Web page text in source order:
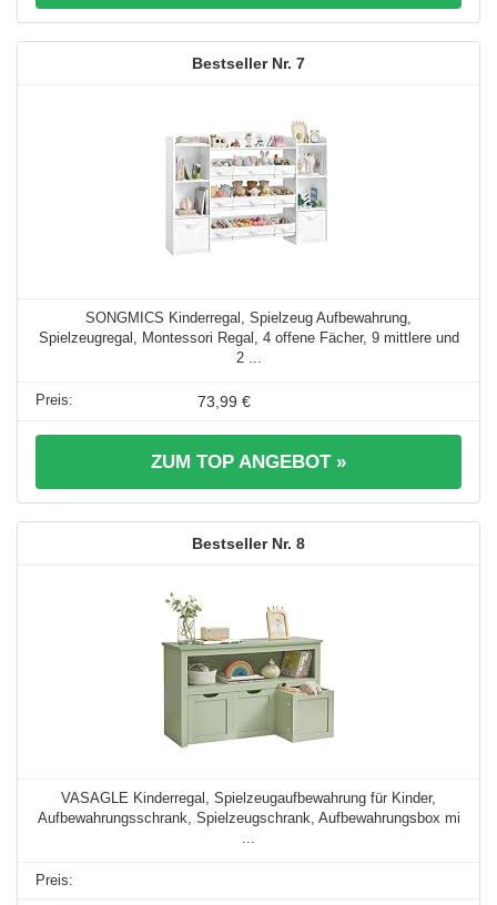
7
SONGMICS Kinderregal, Spielzeug Aufbewahrung,
Spielzeugregal, Montessori Regal, 4 offene Fächer, 9 mittlere und
2 ...
73,99 €
ZUM TOP ANGEBOT »
8
VASAGLE Kinderregal, Spielzeugaufbewahrung für Kinder,
Aufbewahrungsschrank, Spielzeugschrank, Aufbewahrungsbox mi